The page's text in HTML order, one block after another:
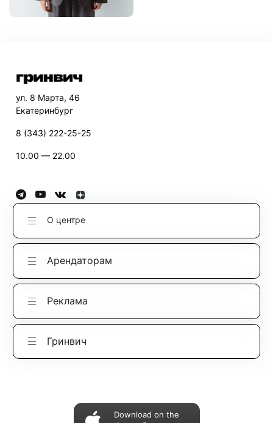
ул. 8 Марта, 46
Екатеринбург
8 (343) 222-25-25
10.00 — 22.00
О центре
Арендаторам
Реклама
Гринвич
Download on the